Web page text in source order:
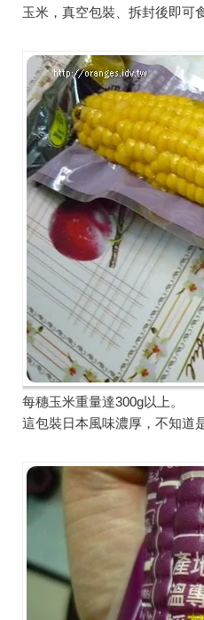
玉米，真空包裝、拆封後即可
每穗玉米重量達300g以上。
這包裝日本風味濃厚，不知道